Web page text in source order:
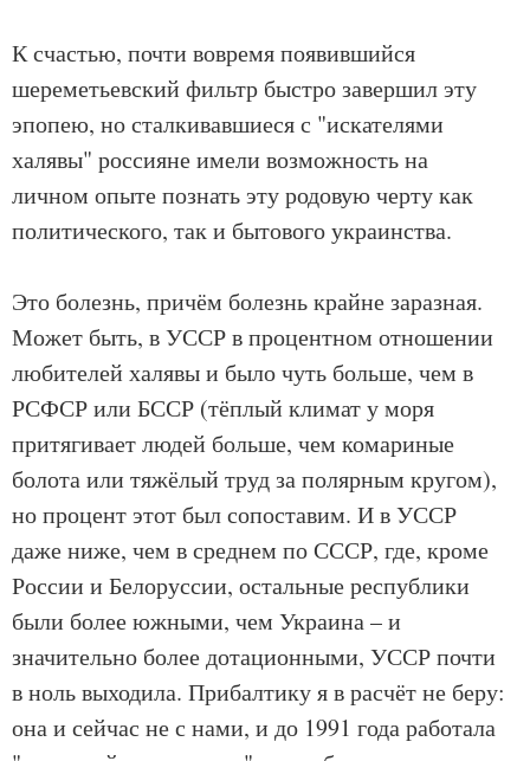
К счастью, почти вовремя появившийся
шереметьевский фильтр быстро завершил эту
эпопею, но сталкивавшиеся с "искателями
халявы" россияне имели возможность на
личном опыте познать эту родовую черту как
политического, так и бытового украинства.
Это болезнь, причём болезнь крайне заразная.
Может быть, в УССР в процентном отношении
любителей халявы и было чуть больше, чем в
РСФСР или БССР (тёплый климат у моря
притягивает людей больше, чем комариные
болота или тяжёлый труд за полярным кругом),
но процент этот был сопоставим. И в УССР
даже ниже, чем в среднем по СССР, где, кроме
России и Белоруссии, остальные республики
были более южными, чем Украина – и
значительно более дотационными, УССР почти
в ноль выходила. Прибалтику я в расчёт не беру:
она и сейчас не с нами, и до 1991 года работала